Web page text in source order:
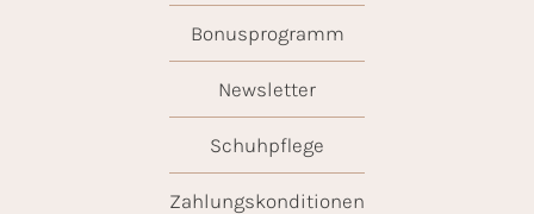
Bonusprogramm
Newsletter
Schuhpflege
Zahlungskonditionen